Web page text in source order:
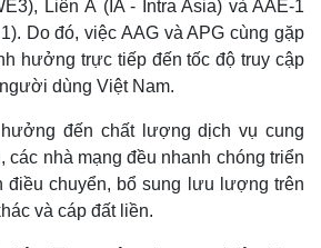
Liên Á (IA - Intra Asia) và AAE-1
Do đó, việc AAG và APG cùng gặp
hưởng trực tiếp đến tốc độ truy cập
dùng Việt Nam.
đến chất lượng dịch vụ cung
nhà mạng đều nhanh chóng triển
điều chuyển, bổ sung lưu lượng trên
và cáp đất liền.